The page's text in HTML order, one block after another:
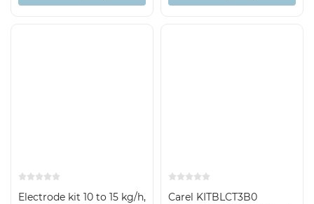
Electrode kit 10 to 15 kg/h,
Carel KITBLCT3B0